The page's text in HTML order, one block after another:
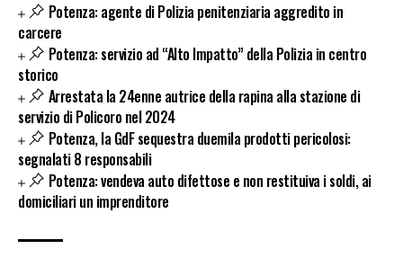
Potenza: agente di Polizia penitenziaria aggredito in
carcere
Potenza: servizio ad “Alto Impatto” della Polizia in centro
storico
Arrestata la 24enne autrice della rapina alla stazione di
servizio di Policoro nel 2024
Potenza, la GdF sequestra duemila prodotti pericolosi:
segnalati 8 responsabili
Potenza: vendeva auto difettose e non restituiva i soldi, ai
domiciliari un imprenditore